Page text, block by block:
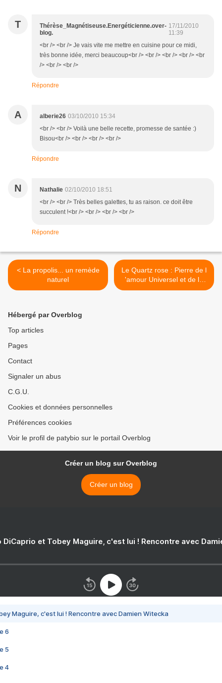
T
Thérèse_Magnétiseuse.Energéticienne.over-
blog.
17/11/2010
11:39
<br /> <br /> Je vais vite me mettre en cuisine pour ce midi,
très bonne idée, merci beaucoup<br /> <br /> <br /> <br /> <br
/> <br /> <br />
Répondre
A alberie26 03/10/2010 15:34
<br /> <br /> Voilà une belle recette, promesse de santée :)
Bisou<br /> <br /> <br /> <br />
Répondre
N Nathalie 02/10/2010 18:51
<br /> <br /> Très belles galettes, tu as raison. ce doit être
succulent !<br /> <br /> <br /> <br />
Répondre
< La propolis... un remède
naturel
Le Quartz rose : Pierre de l
'amour Universel et de la
créativité >
Hébergé par Overblog
Top articles
Pages
Contact
Signaler un abus
C.G.U.
Cookies et données personnelles
Préférences cookies
Voir le profil de patybio sur le portail Overblog
Créer un blog sur Overblog
Créer un blog
DiCaprio et Tobey Maguire, c'est lui ! Rencontre avec
Maguire, c'est lui ! Rencontre avec Damien Witecka
6
5
4